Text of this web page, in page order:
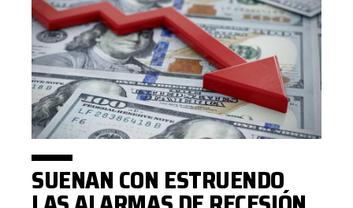
SUENAN CON ESTRUENDO